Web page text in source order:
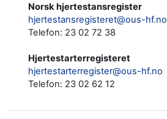
Norsk hjertestansregister
hjertestansregisteret@ous-hf.no
Telefon: 23 02 72 38
Hjertestarterregisteret
hjertestarterregister@ous-hf.no
Telefon: 23 02 62 12‬‬